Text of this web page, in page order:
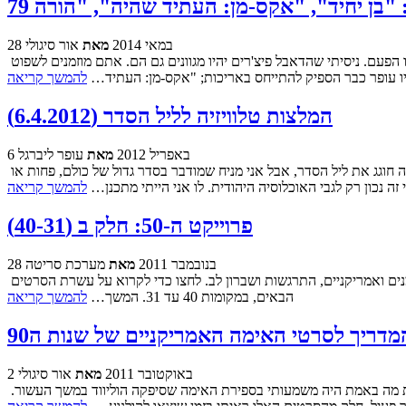
28 במאי 2014 מאת אור סיגולי
עופר כבר הספיק להתייחס באריכות; "אקס-מן: העתיד… להמשך קריאה
המלצות טלוויזיה לליל הסדר (6.4.2012)
6 באפריל 2012 מאת עופר ליברגל
נכון רק לגבי האוכלוסיה היהודית. לו אני הייתי מתכנן… להמשך קריאה
פרוייקט ה-50: חלק ב (40-31)
28 בנובמבר 2011 מאת מערכת סריטה
הבאים, במקומות 40 עד 31. המשך…
להמשך קריאה
לסרטי האימה האמריקניים של שנות ה90
2 באוקטובר 2011 מאת אור סיגולי